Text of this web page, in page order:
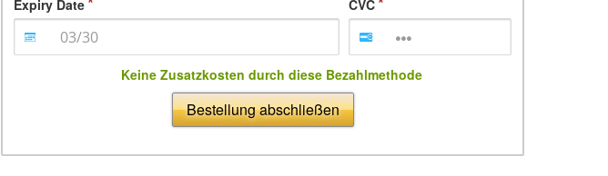
Expiry Date CVC
Keine Zusatzkosten durch diese Bezahlmethode
Bestellung abschließen